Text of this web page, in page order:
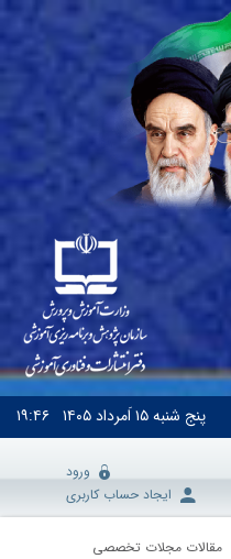
پنج شنبه۱۵ اَمرداد ۱۴۰۵ ۱۹:۴۶
ورود
ایجاد حساب کاربری
مقالات مجلات تخصصی